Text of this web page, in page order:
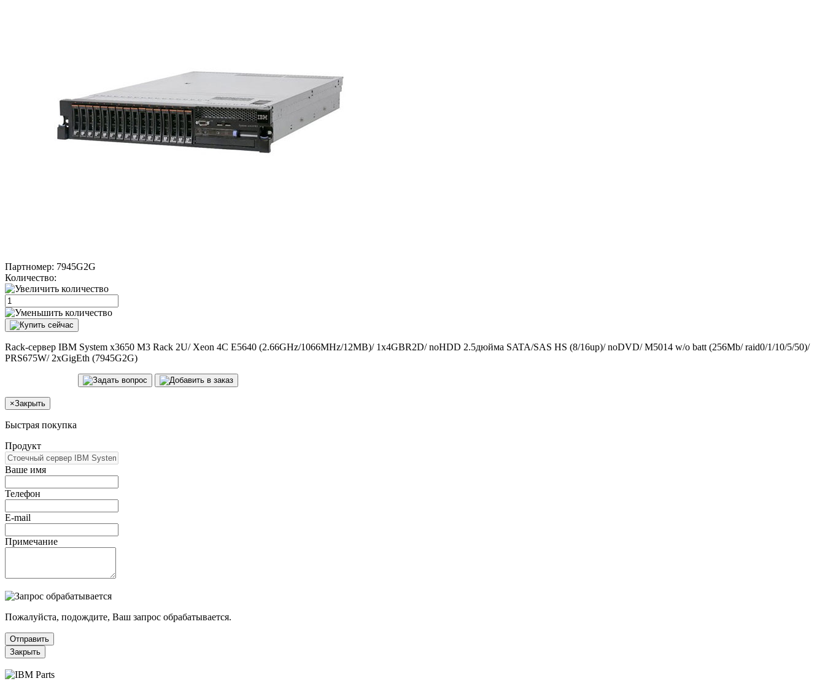
Партномер: 7945G2G
Количество:
Rack-сервер IBM System x3650 M3 Rack 2U/ Xeon 4C E5640 (2.66GHz/1066MHz/12MB)/ 1x4GBR2D/ noHDD 2.5дюйма SATA/SAS HS (8/16up)/ noDVD/ M5014 w/o batt (256Mb/ raid0/1/10/5/50)/
PRS675W/ 2xGigEth (7945G2G)
×Закрыть
Быстрая покупка
Продукт
Ваше имя
Телефон
E-mail
Примечание
Пожалуйста, подождите, Ваш запрос обрабатывается.
Отправить
Закрыть